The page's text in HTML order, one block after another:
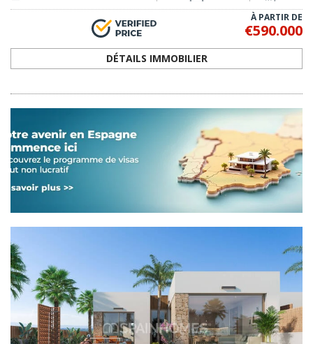
Maisons Exclusives à Los Alcázares Golf
Resort
Les maisons modernes de plain-pied de 3 chambres à Los Alcázares,
en Murcie, disposent de piscines, de solariums et d'un style de vie
élégant dans une communauté résidentielle animée.